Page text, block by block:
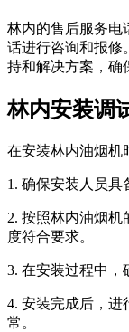
林内的售后服务电
话进行咨询和报修
持和解决方案，确
林内安装调
在安装林内油烟机
1. 确保安装人员具
2. 按照林内油烟
度符合要求。
3. 在安装过程中，
4. 安装完成后，进
常。